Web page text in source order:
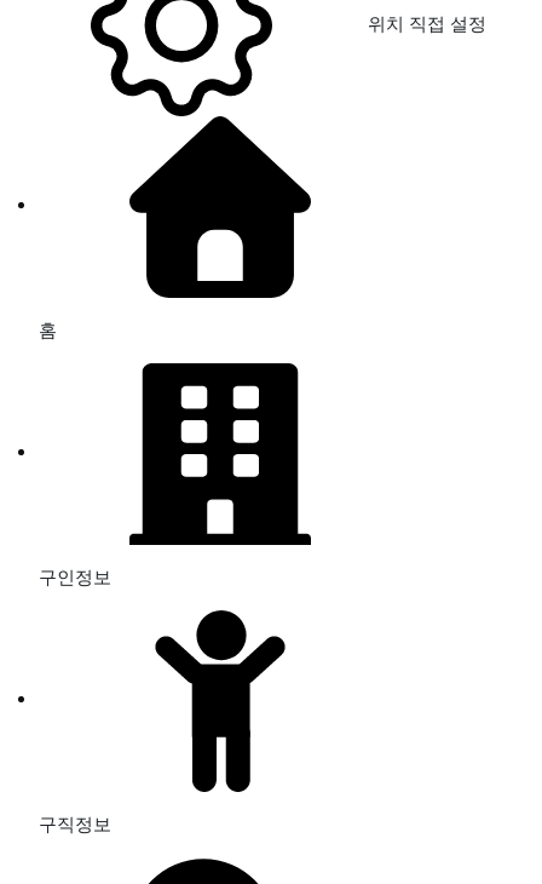
위치 직접 설정
홈
구인정보
구직정보